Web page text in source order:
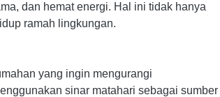
dan hemat energi. Hal ini tidak hanya
ramah lingkungan.
yang ingin mengurangi
sinar matahari sebagai sumber